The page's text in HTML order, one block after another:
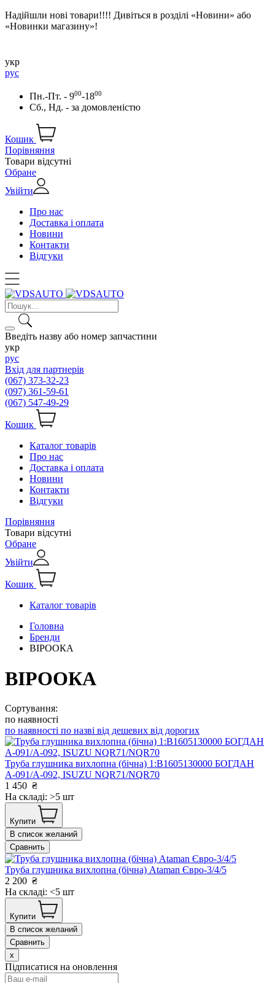
Надійшли нові товари!!!! Дивіться в розділі «Новини» або
«Новинки магазину»!
укр
рус
Пн.-Пт. - 900-1800
Сб., Нд. - за домовленістю
Кошик
Порівняння
Товари відсутні
Обране
Увійти
Про нас
Доставка і оплата
Новини
Контакти
Відгуки
Введіть назву або номер запчастини
укр
рус
Вхід для партнерів
(067) 373-32-23
(097) 361-59-61
(067) 547-49-29
Кошик
Каталог товарів
Про нас
Доставка і оплата
Новини
Контакти
Відгуки
Порівняння
Товари відсутні
Обране
Увійти
Кошик
Каталог товарів
Головна
Бренди
ВІРООКА
ВІРООКА
Сортування:
по наявності
по наявності по назві від дешевих від дорогих
Труба глушника вихлопна (бічна) 1:В1605130000 БОГДАН
А-091/А-092, ISUZU NQR71/NQR70
1 450 ₴
На складі: >5 шт
Купити
В список желаний
Сравнить
Труба глушника вихлопна (бічна) Ataman Євро-3/4/5
2 200 ₴
На складі: <5 шт
Купити
В список желаний
Сравнить
x
Підписатися на оновлення